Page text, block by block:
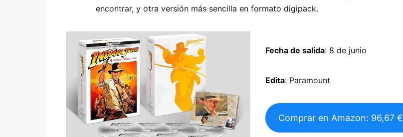
encontrar, y otra versión más sencilla en formato digipack.
Fecha de salida: 8 de junio
Edita: Paramount
Comprar en Amazon: 96,67 €